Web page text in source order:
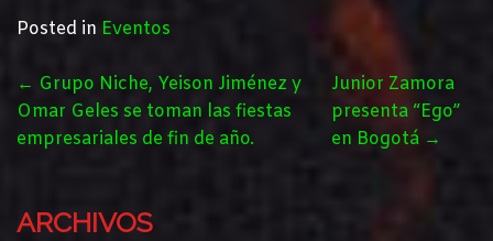
Posted in Eventos
POST
NAVIGATION
← Grupo Niche, Yeison Jiménez y
Omar Geles se toman las fiestas
empresariales de fin de año.
Junior Zamora
presenta “Ego”
en Bogotá →
ARCHIVOS